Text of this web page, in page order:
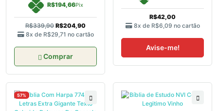
R$194,66Pix
R$339,90 R$204,90
8x de R$29,71 no cartão
Comprar
R$42,00
8x de R$6,09 no cartão
Avise-me!
57%